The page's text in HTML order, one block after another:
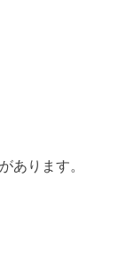
あります。